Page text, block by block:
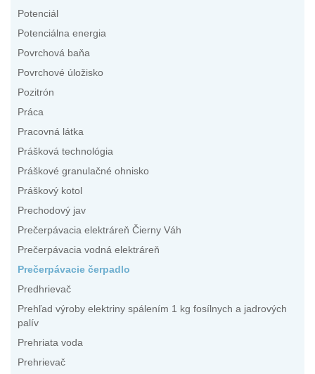
Potenciál
Potenciálna energia
Povrchová baňa
Povrchové úložisko
Pozitrón
Práca
Pracovná látka
Prášková technológia
Práškové granulačné ohnisko
Práškový kotol
Prechodový jav
Prečerpávacia elektráreň Čierny Váh
Prečerpávacia vodná elektráreň
Prečerpávacie čerpadlo
Predhrievač
Prehľad výroby elektriny spálením 1 kg fosílnych a jadrových
palív
Prehriata voda
Prehrievač